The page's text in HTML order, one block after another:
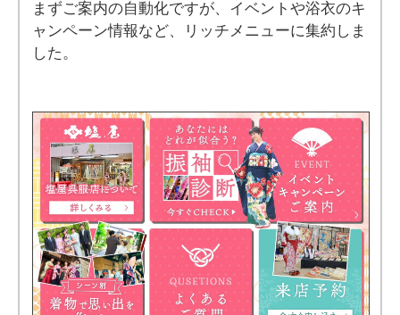
まずご案内の自動化ですが、イベントや浴衣のキ
ャンペーン情報など、リッチメニューに集約しま
した。